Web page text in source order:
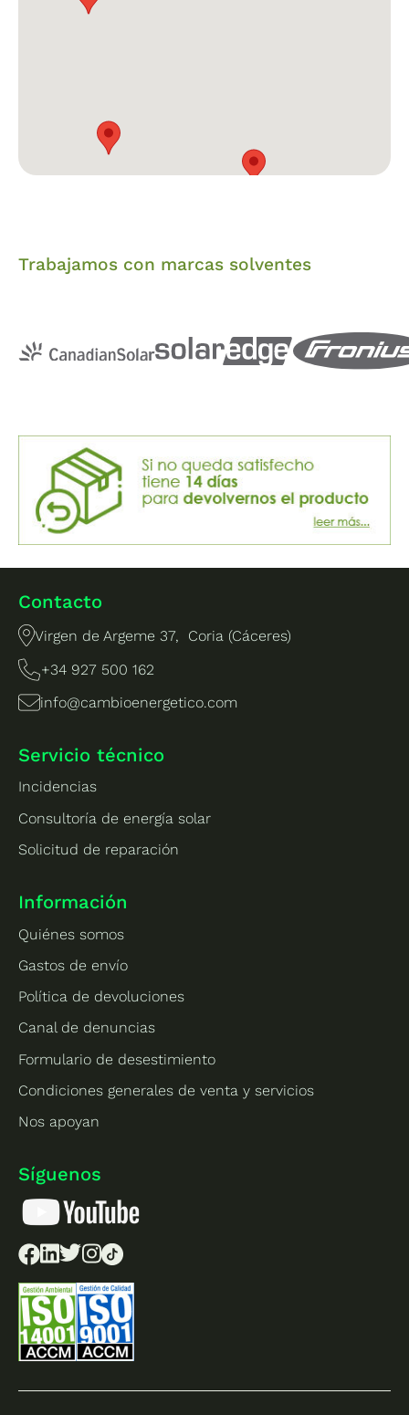
Trabajamos con marcas solventes
Contacto
Virgen de Argeme 37, Coria (Cáceres)
+34 927 500 162
info@cambioenergetico.com
Servicio técnico
Incidencias
Consultoría de energía solar
Solicitud de reparación
Información
Quiénes somos
Gastos de envío
Política de devoluciones
Canal de denuncias
Formulario de desestimiento
Condiciones generales de venta y servicios
Nos apoyan
Síguenos